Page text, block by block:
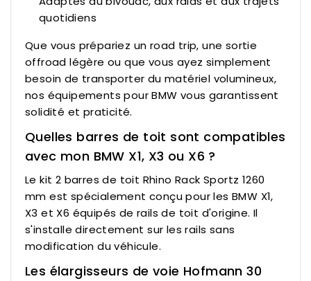
quotidiens
Que vous prépariez un road trip, une sortie
offroad légère ou que vous ayez simplement
besoin de transporter du matériel volumineux,
nos équipements pour BMW vous garantissent
solidité et praticité.
Quelles barres de toit sont compatibles
avec mon BMW X1, X3 ou X6 ?
Le kit 2 barres de toit Rhino Rack Sportz 1260
mm est spécialement conçu pour les BMW X1,
X3 et X6 équipés de rails de toit d'origine. Il
s'installe directement sur les rails sans
modification du véhicule.
Les élargisseurs de voie Hofmann 30